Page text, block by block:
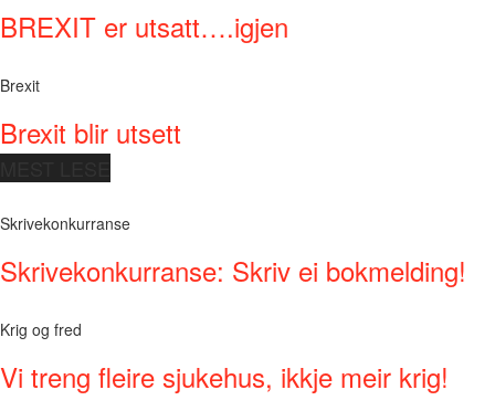
BREXIT er utsatt….igjen
Brexit
Brexit blir utsett
Skrivekonkurranse
Skrivekonkurranse: Skriv ei bokmelding!
Krig og fred
Vi treng fleire sjukehus, ikkje meir krig!